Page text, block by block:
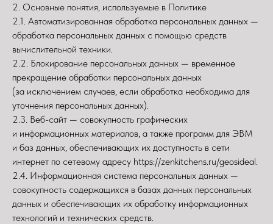
2. Основные понятия, используемые в Политике
2.1. Автоматизированная обработка персональных данных —
обработка персональных данных с помощью средств
вычислительной техники.
2.2. Блокирование персональных данных — временное
прекращение обработки персональных данных
(за исключением случаев, если обработка необходима для
уточнения персональных данных).
2.3. Веб-сайт — совокупность графических
и информационных материалов, а также программ для ЭВМ
и баз данных, обеспечивающих их доступность в сети
интернет по сетевому адресу https://zenkitchens.ru/geosideal.
2.4. Информационная система персональных данных —
совокупность содержащихся в базах данных персональных
данных и обеспечивающих их обработку информационных
технологий и технических средств.